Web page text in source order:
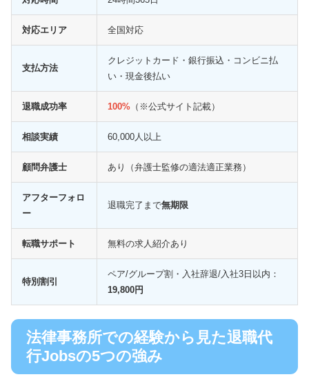
対応エリア 全国対応
支払方法
クレジットカード・銀行振込・コンビニ払
い・現金後払い
退職成功率 100% （※公式サイト記載）
相談実績 60,000人以上
顧問弁護士 あり（弁護士監修の適法適正業務）
アフターフォロ
ー
退職完了まで無期限
転職サポート 無料の求人紹介あり
特別割引
ペア/グループ割・入社辞退/入社3日以内：
19,800円
法律事務所での経験から見た退職代
行Jobsの5つの強み